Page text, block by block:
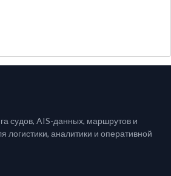
судов, AIS-данных, маршрутов и
логистики, аналитики и оперативной